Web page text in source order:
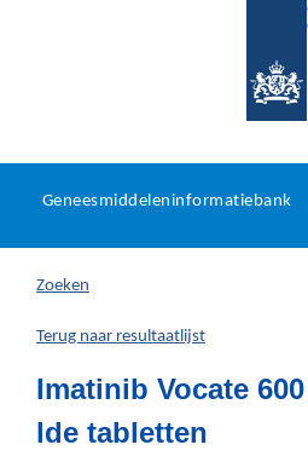
U
hier:
Geneesmiddeleninformatiebank
Zoeken
Terug naar resultaatlijst
Imatinib Vocate
lde tabletten